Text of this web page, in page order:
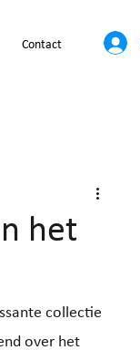
Contact
het
collectie
over het